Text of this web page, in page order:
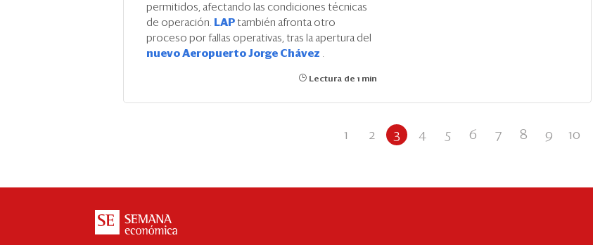
permitidos, afectando las condiciones técnicas
de operación. LAP también afronta otro
proceso por fallas operativas, tras la apertura del
nuevo Aeropuerto Jorge Chávez .
Lectura de 1 min
1 2 3 4 5 6 7 8 9 10